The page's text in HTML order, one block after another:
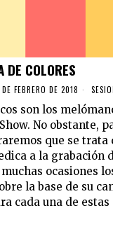
DE COLORES
FEBRERO DE 2018
son los
No obstante,
que se trata
a la grabación
ocasiones
la base de su
cada una de estas